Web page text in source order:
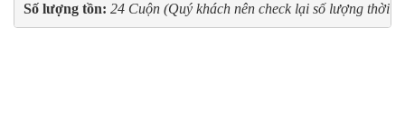
Số lượng tồn: 24 Cuộn (Quý khách nên check lại số lượng thời